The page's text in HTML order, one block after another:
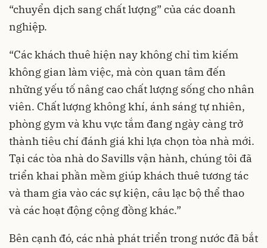
“chuyển dịch sang chất lượng” của các doanh
nghiệp.
“Các khách thuê hiện nay không chỉ tìm kiếm
không gian làm việc, mà còn quan tâm đến
những yếu tố nâng cao chất lượng sống cho nhân
viên. Chất lượng không khí, ánh sáng tự nhiên,
phòng gym và khu vực tắm đang ngày càng trở
thành tiêu chí đánh giá khi lựa chọn tòa nhà mới.
Tại các tòa nhà do Savills vận hành, chúng tôi đã
triển khai phần mềm giúp khách thuê tương tác
và tham gia vào các sự kiện, câu lạc bộ thể thao
và các hoạt động cộng đồng khác.”
Bên cạnh đó, các nhà phát triển trong nước đã bắt